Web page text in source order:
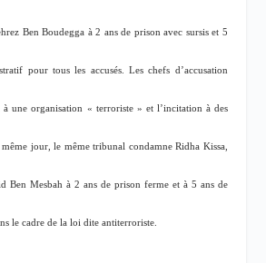
Ben Boudegga à 2 ans de prison avec sursis et 5
pour tous les accusés. Les chefs d’accusation
à une organisation « terroriste » et l’incitation à des
même jour, le même tribunal condamne Ridha Kissa,
Ben Mesbah à 2 ans de prison ferme et à 5 ans de
le cadre de la loi dite antiterroriste.